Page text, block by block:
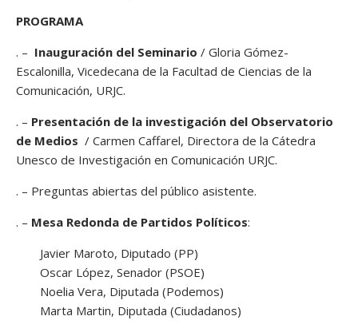
PROGRAMA
. – Inauguración del Seminario / Gloria Gómez-
Escalonilla, Vicedecana de la Facultad de Ciencias de la
Comunicación, URJC.
. – Presentación de la investigación del Observatorio
de Medios / Carmen Caffarel, Directora de la Cátedra
Unesco de Investigación en Comunicación URJC.
. – Preguntas abiertas del público asistente.
. – Mesa Redonda de Partidos Políticos:
Javier Maroto, Diputado (PP)
Oscar López, Senador (PSOE)
Noelia Vera, Diputada (Podemos)
Marta Martin, Diputada (Ciudadanos)